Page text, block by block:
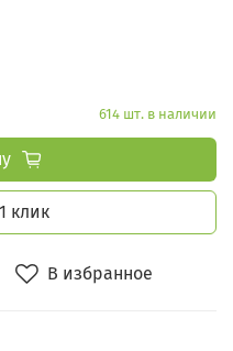
В избранное
614 шт. в наличии
клик